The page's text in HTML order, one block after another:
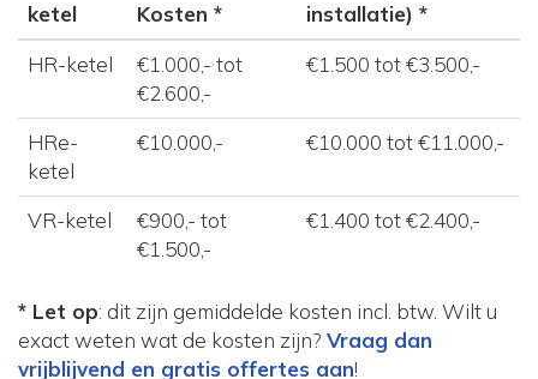
ketel
Kosten *
installatie) *
HR-ketel
€1.000,- tot
€2.600,-
€1.500 tot €3.500,-
HRe-
ketel
€10.000,- €10.000 tot €11.000,-
VR-ketel
€900,- tot
€1.500,-
€1.400 tot €2.400,-
* Let op: dit zijn gemiddelde kosten incl. btw. Wilt u
exact weten wat de kosten zijn? Vraag dan
vrijblijvend en gratis offertes aan!